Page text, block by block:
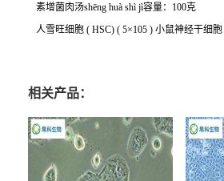
素增菌肉汤shēng huà shì jì容量： 100克
人雪旺细胞 ( HSC) ( 5×105 ) 小鼠神经干细胞
相关产品：